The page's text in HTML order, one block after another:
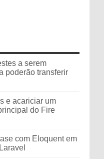
a serem
poderão transferir
e acariciar um
do Fire
com Eloquent em